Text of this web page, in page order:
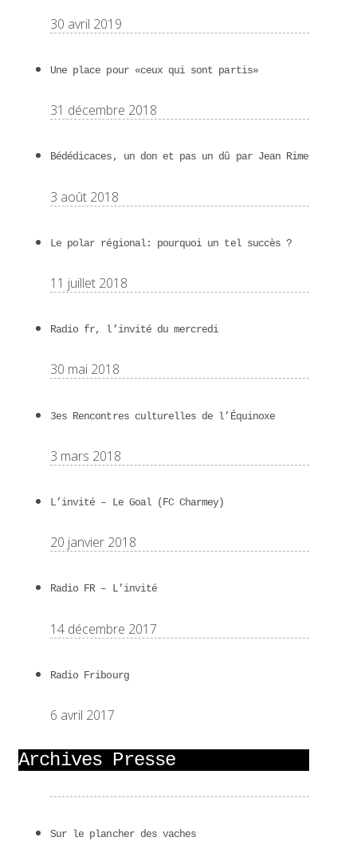
30 avril 2019
Une place pour «ceux qui sont partis»
31 décembre 2018
Bédédicaces, un don et pas un dû par Jean Rime
3 août 2018
Le polar régional: pourquoi un tel succès ?
11 juillet 2018
Radio fr, l’invité du mercredi
30 mai 2018
3es Rencontres culturelles de l’Équinoxe
3 mars 2018
L’invité – Le Goal (FC Charmey)
20 janvier 2018
Radio FR – L’invité
14 décembre 2017
Radio Fribourg
6 avril 2017
Archives Presse
Sur le plancher des vaches